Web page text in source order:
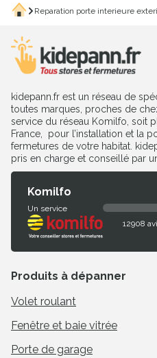
Accueil
Reparation porte interieure
kidepann.fr est un réseau de
toutes marques, proches de
service du réseau Komilfo, soit
France, pour l’installation et la
fermetures de votre habitat.
pris en charge et conseillé par
Komilfo
Un service
12908
Produits à dépanner
Volet roulant
Fenêtre et baie vitrée
Porte de garage